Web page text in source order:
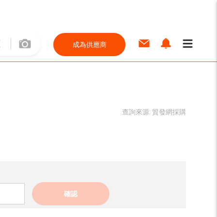
成為供應商
查詢來源: 貿發網採購
確認